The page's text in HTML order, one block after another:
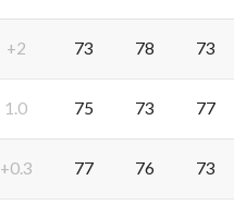
+2 73 78 73
1.0 75 73 77
+0.3 77 76 73